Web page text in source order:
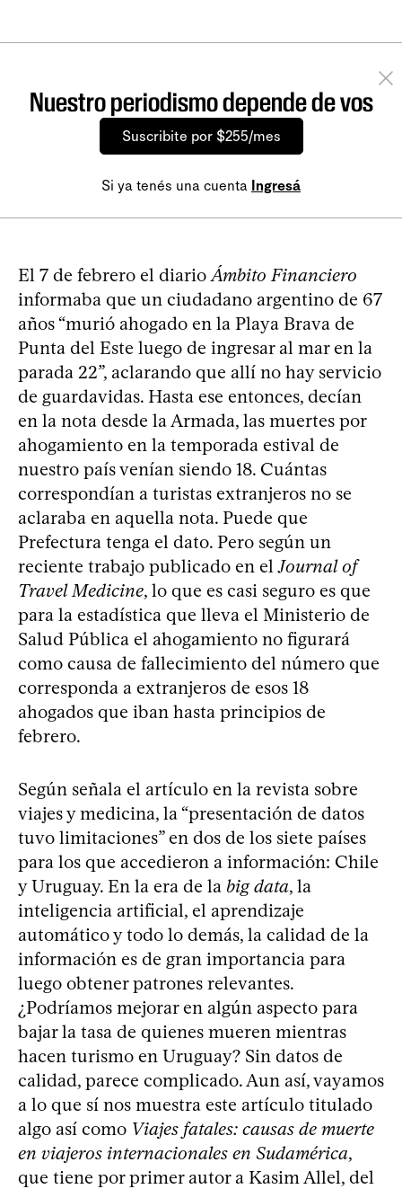
Nuestro periodismo depende de vos
Suscribite por $255/mes
Si ya tenés una cuenta Ingresá
El 7 de febrero el diario Ámbito Financiero
informaba que un ciudadano argentino de 67
años “murió ahogado en la Playa Brava de
Punta del Este luego de ingresar al mar en la
parada 22”, aclarando que allí no hay servicio
de guardavidas. Hasta ese entonces, decían
en la nota desde la Armada, las muertes por
ahogamiento en la temporada estival de
nuestro país venían siendo 18. Cuántas
correspondían a turistas extranjeros no se
aclaraba en aquella nota. Puede que
Prefectura tenga el dato. Pero según un
reciente trabajo publicado en elJournal of
Travel Medicine, lo que es casi seguro es que
para la estadística que lleva el Ministerio de
Salud Pública el ahogamiento no figurará
como causa de fallecimiento del número que
corresponda a extranjeros de esos 18
ahogados que iban hasta principios de
febrero.
Según señala el artículo en la revista sobre
viajes y medicina, la “presentación de datos
tuvo limitaciones” en dos de los siete países
para los que accedieron a información: Chile
y Uruguay. En la era de la big data, la
inteligencia artificial, el aprendizaje
automático y todo lo demás, la calidad de la
información es de gran importancia para
luego obtener patrones relevantes.
¿Podríamos mejorar en algún aspecto para
bajar la tasa de quienes mueren mientras
hacen turismo en Uruguay? Sin datos de
calidad, parece complicado. Aun así, vayamos
a lo que sí nos muestra este artículo titulado
algo así como Viajes fatales: causas de muerte
en viajeros internacionales en Sudamérica,
que tiene por primer autor a Kasim Allel, del